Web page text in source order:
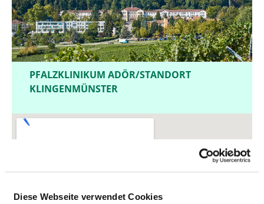
Diese Webseite verwendet Cookies
PFALZKLINIKUM ADÖR/STANDORT
KLINGENMÜNSTER